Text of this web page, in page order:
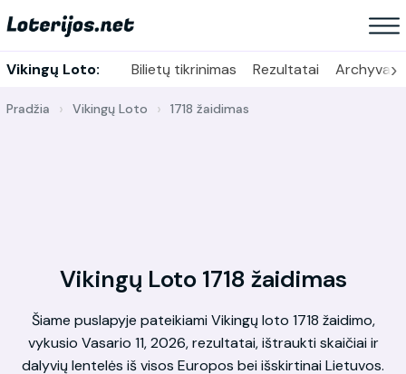
Vikingų Loto: Bilietų tikrinimas Rezultatai Archyvas
›
Pradžia Vikingų Loto 1718 žaidimas
Vikingų Loto 1718 žaidimas
Šiame puslapyje pateikiami Vikingų loto 1718 žaidimo,
vykusio Vasario 11, 2026, rezultatai, ištraukti skaičiai ir
dalyvių lentelės iš visos Europos bei išskirtinai Lietuvos.